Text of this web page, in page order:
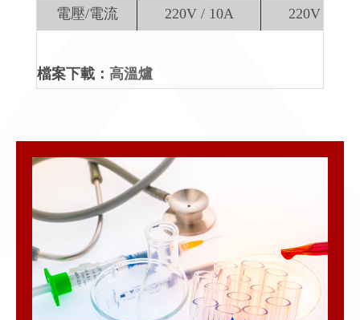
電壓/電流 220V / 10A 220V / 12A
檔案下載： 高溫爐